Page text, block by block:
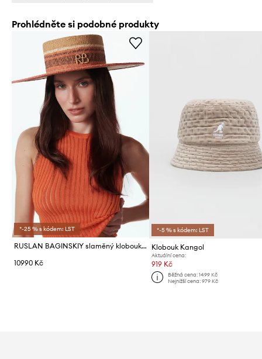
Prohlédněte si podobné produkty
*-25 % s kódem: LST
RUSLAN BAGINSKIY slaměný klobouk dámský pletenka Canotier Hat
10990 Kč
*-5 % s kódem: LST
Klobouk Kangol
Aktuální cena:
919 Kč
Běžná cena: 1499 Kč
Nejnižší cena: 979 Kč